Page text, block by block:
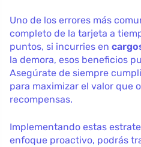
Uno de los errores más
completo de la tarjeta a
puntos, si incurries en
la demora, esos beneficios
Asegúrate de siempre
para maximizar el valor que
recompensas.
Implementando estas
enfoque proactivo, podrás